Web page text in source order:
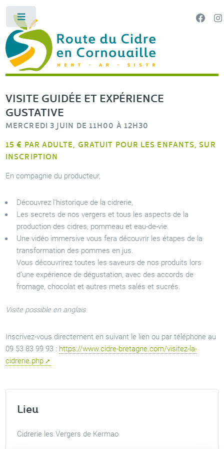
Panneau de gestion des cookies
LA ROUTE DU CIDRE EN CORNOUAILLE HENT AR
VISITE GUIDÉE ET EXPÉRIENCE
GUSTATIVE
MERCREDI 3 JUIN DE 11H00 À 12H30
15 € PAR ADULTE, GRATUIT POUR LES ENFANTS, SUR
INSCRIPTION
En compagnie du producteur,
Découvrez l’historique de la cidrerie,
Les secrets de nos vergers et tous les aspects de la
production des cidres, pommeau et eau-de-vie.
Une vidéo immersive vous fera découvrir les étapes de la
transformation des pommes en jus.
Vous découvrirez toutes les saveurs de nos produits lors
d’une expérience de dégustation, avec des accords de
fromage, chocolat et autres mets salés et sucrés.
Visite possible en anglais
Inscrivez-vous directement en suivant le lien ou par téléphone au
09 53 83 99 93 : https://www.cidre-bretagne.com/visitez-la-
cidrerie.php
Lieu
Cidrerie les Vergers de Kermao